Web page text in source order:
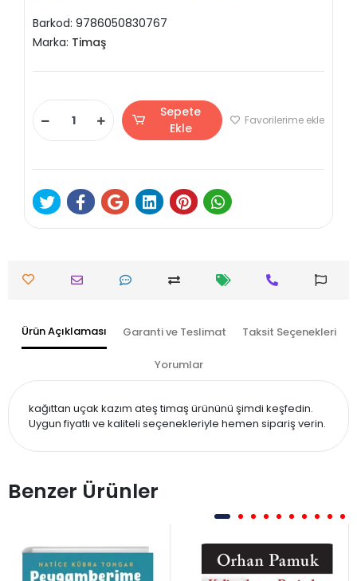
Barkod: 9786050830767
Marka: Timaş
Sepete
Ekle
Favorilerime ekle
Ürün Açıklaması Garanti ve Teslimat Taksit Seçenekleri
Yorumlar
kağıttan uçak kazım ateş timaş ürününü şimdi keşfedin.
Uygun fiyatlı ve kaliteli seçenekleriyle hemen sipariş verin.
Benzer Ürünler